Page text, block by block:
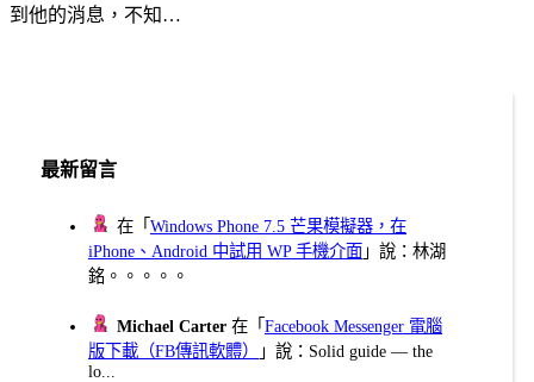
到他的消息，不知…
最新留言
在「Windows Phone 7.5 芒果模擬器，在
iPhone、Android 中試用 WP 手機介面 」說：林湖
銘。。。。。
Michael Carter 在「Facebook Messenger 電腦
版下載（FB傳訊軟體）
」說：Solid guide — the
lo...